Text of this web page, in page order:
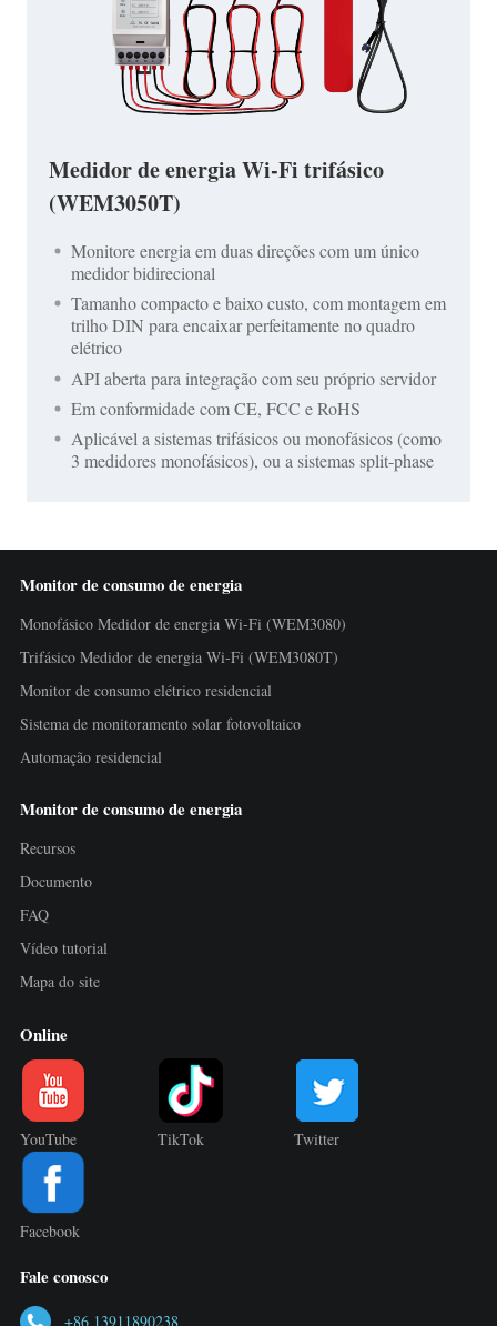
Medidor de energia Wi-Fi trifásico
(WEM3050T)
Monitore energia em duas direções com um único
medidor bidirecional
Tamanho compacto e baixo custo, com montagem em
trilho DIN para encaixar perfeitamente no quadro
elétrico
API aberta para integração com seu próprio servidor
Em conformidade com CE, FCC e RoHS
Aplicável a sistemas trifásicos ou monofásicos (como
3 medidores monofásicos), ou a sistemas split-phase
Monitor de consumo de energia
Monofásico Medidor de energia Wi-Fi (WEM3080)
Trifásico Medidor de energia Wi-Fi (WEM3080T)
Monitor de consumo elétrico residencial
Sistema de monitoramento solar fotovoltaico
Automação residencial
Monitor de consumo de energia
Recursos
Documento
FAQ
Vídeo tutorial
Mapa do site
Online
YouTube TikTok Twitter
Facebook
Fale conosco
+86 13911890238